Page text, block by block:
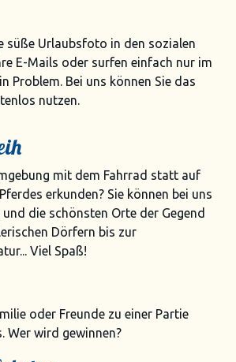
süße Urlaubsfoto in den sozialen
E-Mails oder surfen einfach nur im
Problem. Bei uns können Sie das
nutzen.
mit dem Fahrrad statt auf
erkunden? Sie können bei uns
die schönsten Orte der Gegend
Dörfern bis zur
Viel Spaß!
oder Freunde zu einer Partie
Wer wird gewinnen?